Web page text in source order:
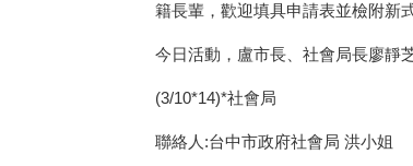
籍長輩，歡迎填具申請表並檢附新
今日活動，盧市長、社會局長廖靜
(3/10*14)*社會局
聯絡人:台中市政府社會局 洪小姐